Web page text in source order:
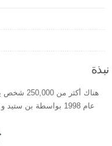
نبذة
هناك أكثر
عام 1998 بواسطة بن ستيد و أصبح جزأ من شبكة Heartlight فى عام 2000